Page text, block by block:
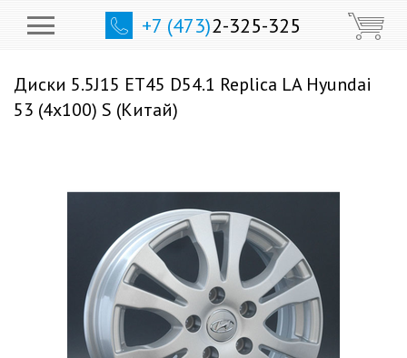
+7 (473)2-325-325
Диски 5.5J15 ET45 D54.1 Replica LA Hyundai
53 (4x100) S (Китай)